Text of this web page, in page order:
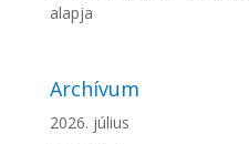
alapja
Archívum
2026. július